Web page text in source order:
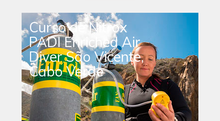
Curso de Nitrox
PADI Enriched Air
Diver São Vicente,
Cabo Verde